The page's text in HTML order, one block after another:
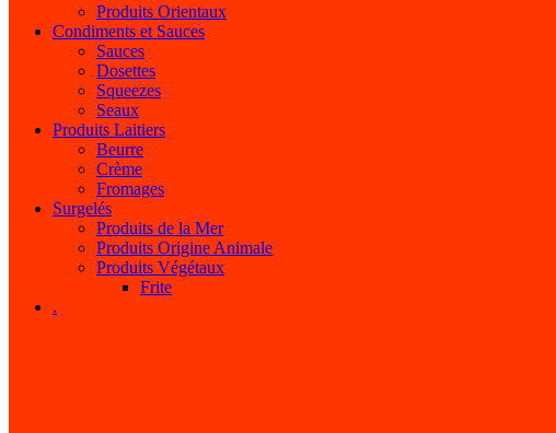
Produits Orientaux
Condiments et Sauces
Sauces
Dosettes
Squeezes
Seaux
Produits Laitiers
Beurre
Crème
Fromages
Surgelés
Produits de la Mer
Produits Origine Animale
Produits Végétaux
Frite
.